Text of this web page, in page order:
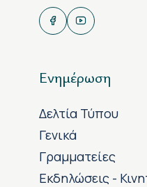
Ενημέρωση
Δελτία Τύπου
Γενικά
Γραμματείες
Εκδηλώσεις -